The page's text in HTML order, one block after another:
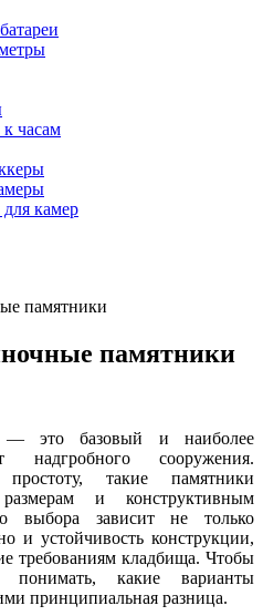
часам
камер
памятники
памятники
— это базовый и наиболее
надгробного сооружения.
такие памятники
и конструктивным
выбора зависит не только
и устойчивость конструкции,
требованиям кладбища. Чтобы
какие варианты
принципиальная разница.